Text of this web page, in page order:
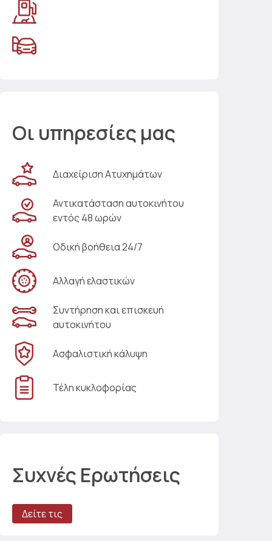
Οι υπηρεσίες μας
Διαχείριση Ατυχημάτων
Αντικατάσταση αυτοκινήτου
εντός 48 ωρών
Οδική βοήθεια 24/7
Αλλαγή ελαστικών
Συντήρηση και επισκευή
αυτοκινήτου
Ασφαλιστική κάλυψη
Τέλη κυκλοφορίας
Συχνές Ερωτήσεις
Δείτε τις